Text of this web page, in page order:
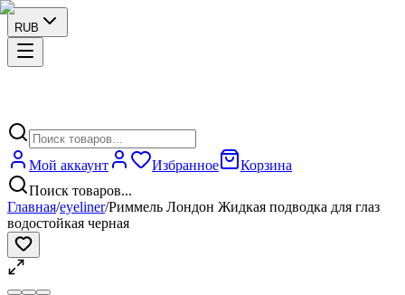
RUB
Мой аккаунт Избранное
Корзина
Поиск товаров...
Главная/eyeliner/Риммель Лондон Жидкая подводка для глаз
водостойкая черная